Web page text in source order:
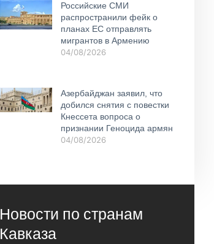
Российские СМИ
распространили фейк о
планах ЕС отправлять
мигрантов в Армению
04/08/2026
Азербайджан заявил, что
добился снятия с повестки
Кнессета вопроса о
признании Геноцида армян
04/08/2026
Новости по странам
Кавказа